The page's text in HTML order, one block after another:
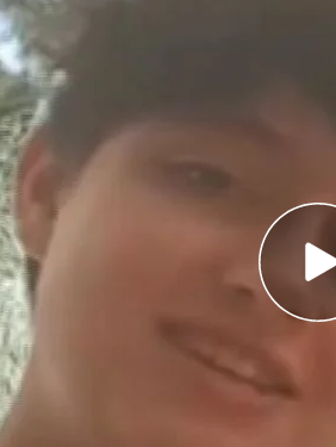
de Elche que fue captada por
vez. Lo ha hecho en este
que solo se atrevió a
junto a su familia. El líder de la
en Perú. La justicia española
sexual y corrupción de
internacionales